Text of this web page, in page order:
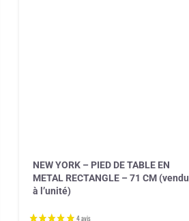
NEW YORK – PIED DE TABLE EN
METAL RECTANGLE – 71 CM (vendu
à l’unité)